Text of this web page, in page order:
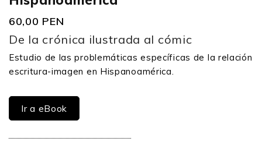
60,00 PEN
De la crónica ilustrada al cómic
Estudio de las problemáticas específicas de la relación
escritura-imagen en Hispanoamérica.
Ir a eBook